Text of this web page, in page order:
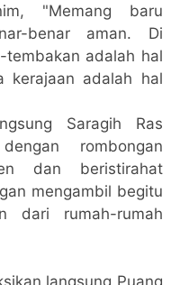
"Memang baru
benar aman. Di
tembakan adalah hal
kerajaan adalah hal
Saragih Ras
rombongan
dan beristirahat
mengambil begitu
dari rumah-rumah
langsung Puang